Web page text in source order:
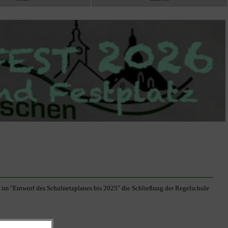
"Entwurf des Schulnetzplanes bis 2025" die Schließung der Regelschule